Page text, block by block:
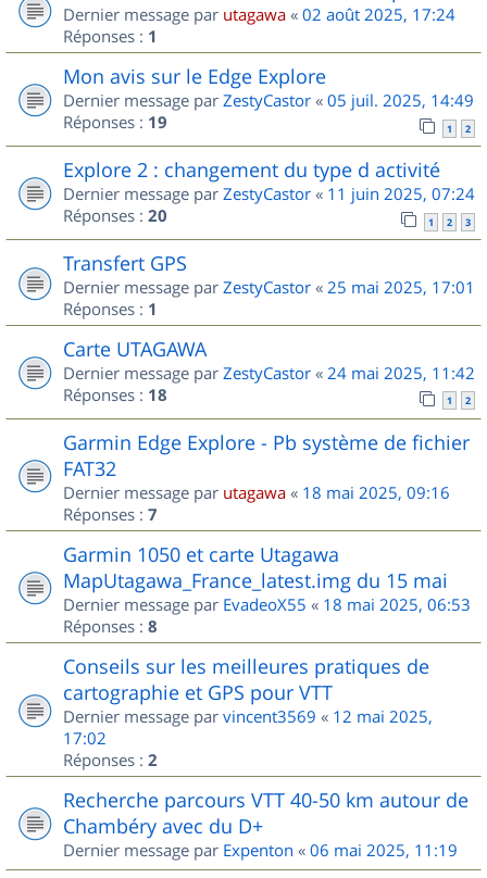
Dernier message par utagawa « 02 août 2025, 17:24
Réponses : 1
Mon avis sur le Edge Explore
Dernier message par ZestyCastor « 05 juil. 2025, 14:49
Réponses : 19 1 2
Explore 2 : changement du type d activité
Dernier message par ZestyCastor « 11 juin 2025, 07:24
Réponses : 20 1 2 3
Transfert GPS
Dernier message par ZestyCastor « 25 mai 2025, 17:01
Réponses : 1
Carte UTAGAWA
Dernier message par ZestyCastor « 24 mai 2025, 11:42
Réponses : 18 1 2
Garmin Edge Explore - Pb système de fichier
FAT32
Dernier message par utagawa « 18 mai 2025, 09:16
Réponses : 7
Garmin 1050 et carte Utagawa
MapUtagawa_France_latest.img du 15 mai
Dernier message par EvadeoX55 « 18 mai 2025, 06:53
Réponses : 8
Conseils sur les meilleures pratiques de
cartographie et GPS pour VTT
Dernier message par vincent3569 « 12 mai 2025,
17:02
Réponses : 2
Recherche parcours VTT 40-50 km autour de
Chambéry avec du D+
Dernier message par Expenton « 06 mai 2025, 11:19